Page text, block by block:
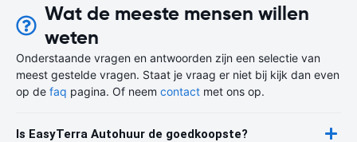
Wat de meeste mensen willen
weten
Onderstaande vragen en antwoorden zijn een selectie van
meest gestelde vragen. Staat je vraag er niet bij kijk dan even
op de faq pagina. Of neem contact met ons op.
Is EasyTerra Autohuur de goedkoopste?